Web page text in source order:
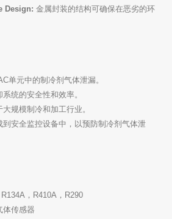
Design: 金属封装的结构可确保在恶劣的环
单元中的制冷剂气体泄漏。
统的安全性和效率。
大规模制冷和加工行业。
到安全监控设备中，以预防制冷剂气体泄
R134A，R410A，R290
体传感器